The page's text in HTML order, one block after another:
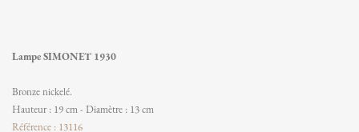
Lampe SIMONET 1930
Bronze nickelé.
Hauteur : 19 cm - Diamètre : 13 cm
Référence : 13116